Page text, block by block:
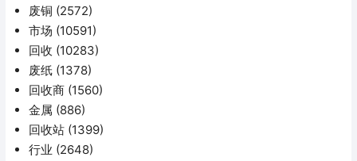
废铜 (2572)
市场 (10591)
回收 (10283)
废纸 (1378)
回收商 (1560)
金属 (886)
回收站 (1399)
行业 (2648)